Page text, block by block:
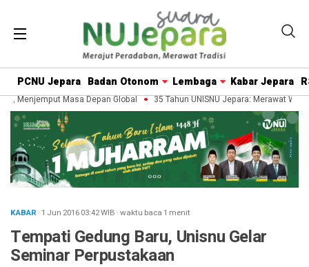
PCNU Jepara Badan Otonom Lembaga Kabar Jepara
Menjemput Masa Depan Global 35 Tahun UNISNU Jepara: Merawat
KABAR · 1 Jun 201603:42WIB ·waktu baca 1 menit
Tempati Gedung Baru, Unisnu Gelar
Seminar Perpustakaan